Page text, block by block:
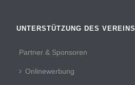
UNTERSTÜTZUNG DES VEREINS
Partner & Sponsoren
Onlinewerbung